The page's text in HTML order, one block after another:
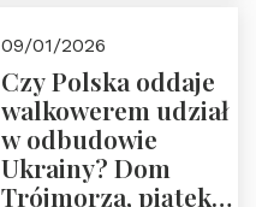
godz. 18:00.
Zapraszamy!
09/01/2026
Czy Polska oddaje
walkowerem udział
w odbudowie
Ukrainy? Dom
Trójmorza, piątek